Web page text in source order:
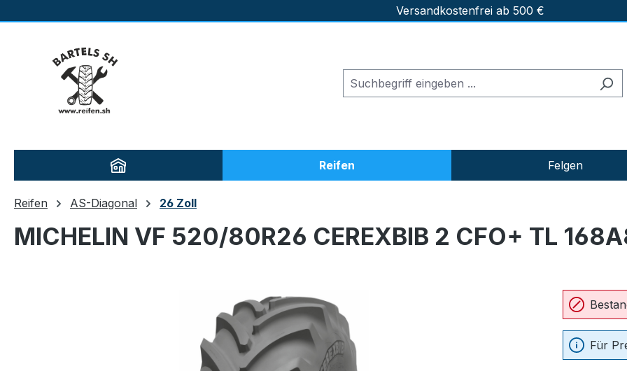
Versandkostenfrei ab 500 €
Reifen Felgen
Reifen AS-Diagonal 26 Zoll
MICHELIN VF 520/80R26 CEREXBIB 2 CFO+ TL
Für